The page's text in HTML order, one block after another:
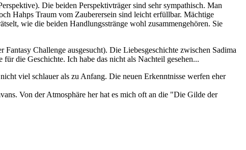
Die beiden Perspektivträger sind sehr sympathisch. Man
Hahps Traum vom Zauberersein sind leicht erfüllbar. Mächtige
wie die beiden Handlungsstränge wohl zusammengehören. Sie
Challenge ausgesucht). Die Liebesgeschichte zwischen Sadima
die Geschichte. Ich habe das nicht als Nachteil gesehen...
viel schlauer als zu Anfang. Die neuen Erkenntnisse werfen eher
Von der Atmosphäre her hat es mich oft an die "Die Gilde der